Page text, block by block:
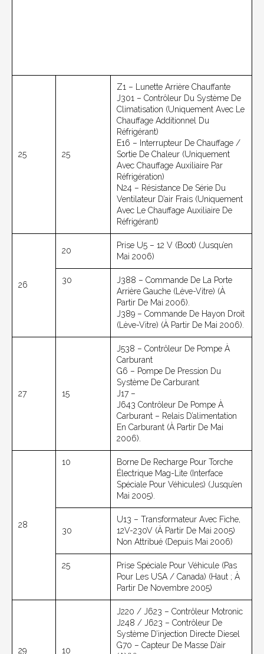
25 25
Z1 – Lunette Arrière Chauffante
J301 – Contrôleur Du Système De
Climatisation (uniquement Avec Le
Chauffage Additionnel Du
Réfrigérant)
E16 – Interrupteur De Chauffage /
Sortie De Chaleur (uniquement
Avec Chauffage Auxiliaire Par
Réfrigération)
N24 – Résistance De Série Du
Ventilateur D’air Frais (uniquement
Avec Le Chauffage Auxiliaire De
Réfrigérant)
26
20
Prise U5 – 12 V (boot) (jusqu’en
Mai 2006)
30
J388 – Commande De La Porte
Arrière Gauche (lève-Vitre) (à
Partir De Mai 2006).
J389 – Commande De Hayon Droit
(lève-Vitre) (à Partir De Mai 2006).
27 15
J538 – Contrôleur De Pompe À
Carburant
G6 – Pompe De Pression Du
Système De Carburant
J17 –
J643 Contrôleur De Pompe À
Carburant – Relais D’alimentation
En Carburant (à Partir De Mai
2006).
28
10
Borne De Recharge Pour Torche
Électrique Mag-Lite (interface
Spéciale Pour Véhicules) (jusqu’en
Mai 2005).
30
U13 – Transformateur Avec Fiche,
12V-230V (à Partir De Mai 2005)
Non Attribué (depuis Mai 2006)
25
Prise Spéciale Pour Véhicule (pas
Pour Les USA / Canada) (haut ; À
Partir De Novembre 2005)
29 10
J220 / J623 – Contrôleur Motronic
J248 / J623 – Contrôleur De
Système D’injection Directe Diesel
G70 – Capteur De Masse D’air